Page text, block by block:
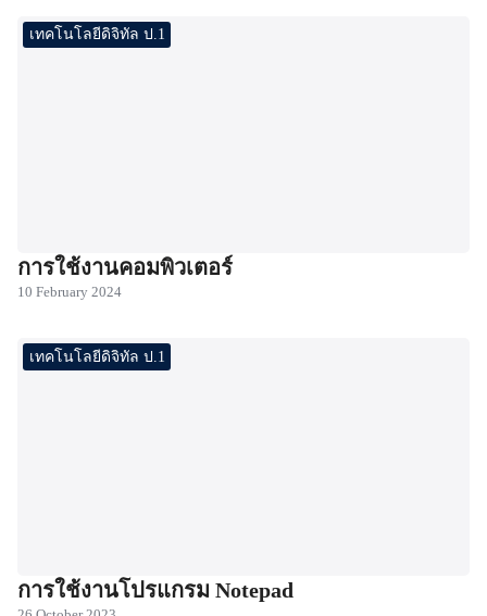
เทคโนโลยีดิจิทัล ป.1
การใช้งานคอมพิวเตอร์
10 February 2024
เทคโนโลยีดิจิทัล ป.1
การใช้งานโปรแกรม Notepad